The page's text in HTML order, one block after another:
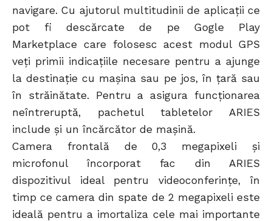
navigare. Cu ajutorul multitudinii de aplicaţii ce
pot fi descărcate de pe Gogle Play
Marketplace care folosesc acest modul GPS
veţi primii indicaţiile necesare pentru a ajunge
la destinaţie cu maşina sau pe jos, în ţară sau
în străinătate. Pentru a asigura funcţionarea
neîntreruptă, pachetul tabletelor ARIES
include şi un încărcător de maşină.
Camera frontală de 0,3 megapixeli şi
microfonul încorporat fac din ARIES
dispozitivul ideal pentru videoconferinţe, în
timp ce camera din spate de 2 megapixeli este
ideală pentru a imortaliza cele mai importante